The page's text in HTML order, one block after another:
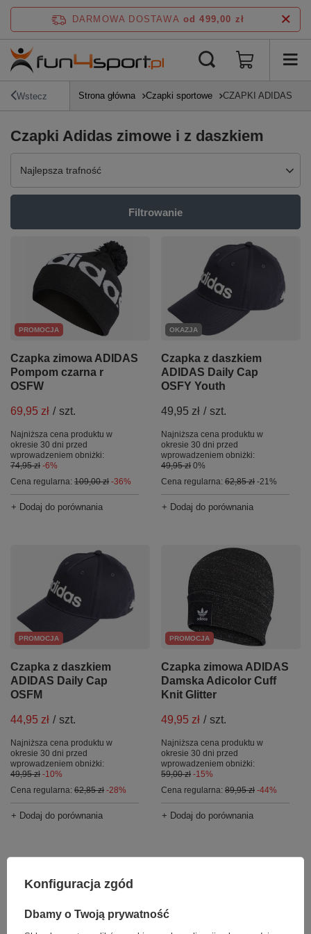
DARMOWA DOSTAWA od 499,00 zł
Wstecz Strona główna Czapki sportowe CZAPKI ADIDAS
Czapki Adidas zimowe i z daszkiem
Zmień sortowanie
Najlepsza trafność
Filtrowanie
PROMOCJA
Czapka zimowa ADIDAS
Pompom czarna r
OSFW
69,95 zł / szt.
Najniższa cena produktu w
okresie 30 dni przed
wprowadzeniem obniżki:
74,95 zł -6%
Cena regularna: 109,00 zł -36%
+ Dodaj do porównania
OKAZJA
Czapka z daszkiem
ADIDAS Daily Cap
OSFY Youth
49,95 zł / szt.
Najniższa cena produktu w
okresie 30 dni przed
wprowadzeniem obniżki:
49,95 zł 0%
Cena regularna: 62,85 zł -21%
+ Dodaj do porównania
PROMOCJA
Czapka z daszkiem
ADIDAS Daily Cap
OSFM
44,95 zł / szt.
Najniższa cena produktu w
okresie 30 dni przed
wprowadzeniem obniżki:
49,95 zł -10%
Cena regularna: 62,85 zł -28%
+ Dodaj do porównania
PROMOCJA
Czapka zimowa ADIDAS
Damska Adicolor Cuff
Knit Glitter
49,95 zł / szt.
Najniższa cena produktu w
okresie 30 dni przed
wprowadzeniem obniżki:
59,00 zł -15%
Cena regularna: 89,95 zł -44%
+ Dodaj do porównania
Stylowa czapka adidas to jeden z wyróżników casualu. Szeroka gama
i do swojego stylu, i do innych elementów kreacji. Najczęściej po
czapkę adidas z daszkiem sięga się podczas upałów. Ten model
rewelacyjnie chroni przed promieniami słonecznymi. Poza tym
Konfiguracja zgód
Dbamy o Twoją prywatność